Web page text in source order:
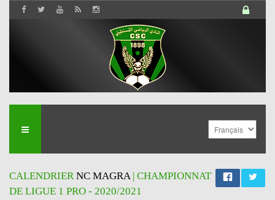
CALENDRIERNC MAGRA| CHAMPIONNAT
DE LIGUE 1 PRO - 2020/2021